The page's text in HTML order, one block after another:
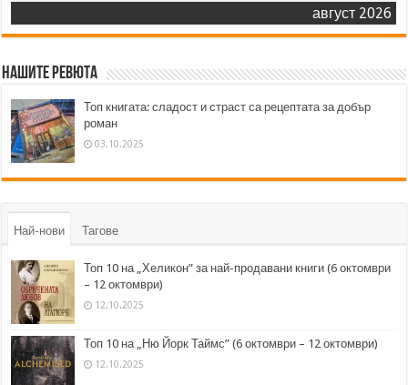
август 2026
Нашите ревюта
Топ книгата: сладост и страст са рецептата за добър
роман
03.10.2025
Най-нови Тагове
Топ 10 на „Хеликон” за най-продавани книги (6 октомври
– 12 октомври)
12.10.2025
Топ 10 на „Ню Йорк Таймс” (6 октомври – 12 октомври)
12.10.2025